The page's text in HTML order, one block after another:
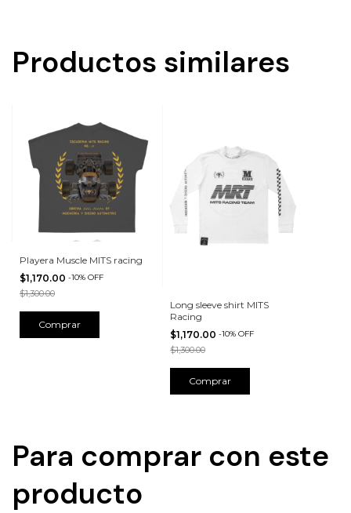
Productos similares
Playera Muscle MITS racing
$1,170.00 -10% OFF
$1,300.00
Comprar
Long sleeve shirt MITS
Racing
$1,170.00-10%OFF
$1,300.00
Comprar
Para comprar con este
producto